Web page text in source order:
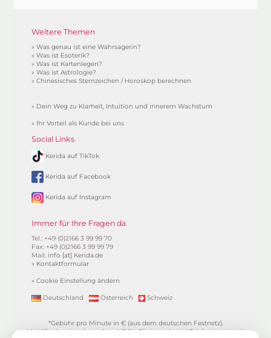
Weitere Themen
»Was genau ist eine Wahrsagerin?
»Was ist Esoterik?
»Was ist Kartenlegen?
»Was ist Astrologie?
»Chinesisches Sternzeichen / Horoskop berechnen
» Dein Weg zu Klarheit, Intuition und innerem Wachstum
» Ihr Vorteil als Kunde bei uns
Social Links
Kerida auf TikTok
Kerida auf Facebook
Kerida auf Instagram
Immer für Ihre Fragen da
Tel.: +49 (0)2166 3 99 99 70
Fax: +49 (0)2166 3 99 99 79
Mail: info [at] Kerida.de
» Kontaktformular
»Cookie Einstellung ändern
Deutschland Österreich Schweiz
*Gebühr pro Minute in € (aus dem deutschen Festnetz).
Mobilfunkpreise abweichend (0,24 €/min. mehr bei Telefonberatung).